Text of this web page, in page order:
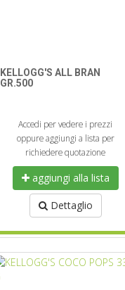
KELLOGG'S ALL BRAN
GR.500
Accedi per vedere i prezzi
oppure aggiungi a lista per
richiedere quotazione
aggiungi alla lista
Dettaglio